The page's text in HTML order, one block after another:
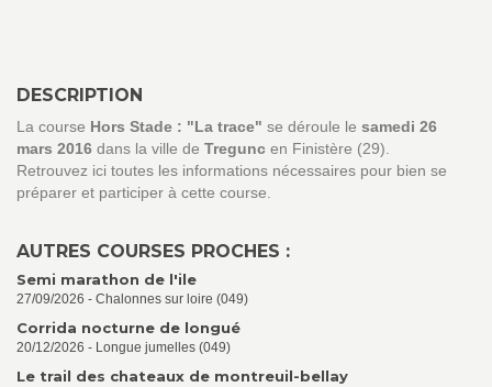
DESCRIPTION
La course Hors Stade : "La trace" se déroule le samedi 26
mars 2016 dans la ville de Tregunc en Finistère (29).
Retrouvez ici toutes les informations nécessaires pour bien se
préparer et participer à cette course.
AUTRES COURSES PROCHES :
Semi marathon de l'ile
27/09/2026 - Chalonnes sur loire (049)
Corrida nocturne de longué
20/12/2026 - Longue jumelles (049)
Le trail des chateaux de montreuil-bellay